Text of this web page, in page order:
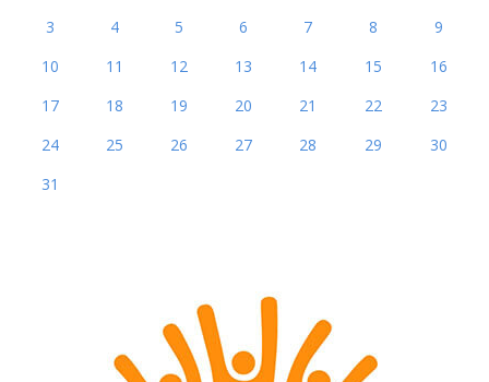
3
4 5 6 7 8
9
10
11 12 13 14 15
16
17
18 19 20 21 22
23
24
25 26 27 28 29
30
31